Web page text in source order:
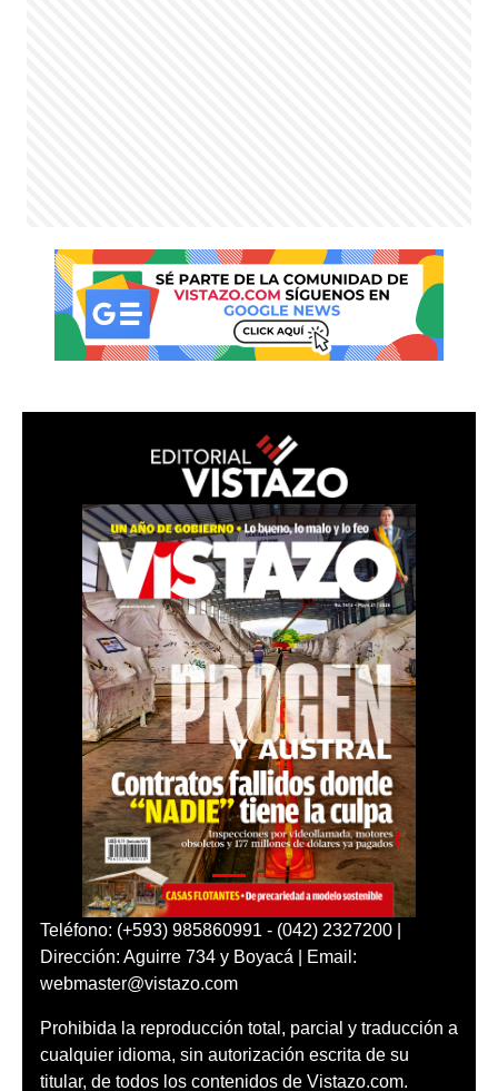
Teléfono: (+593) 985860991 - (042) 2327200 |
Dirección: Aguirre 734 y Boyacá | Email:
webmaster@vistazo.com
Prohibida la reproducción total, parcial y traducción a
cualquier idioma, sin autorización escrita de su
titular, de todos los contenidos de Vistazo.com.